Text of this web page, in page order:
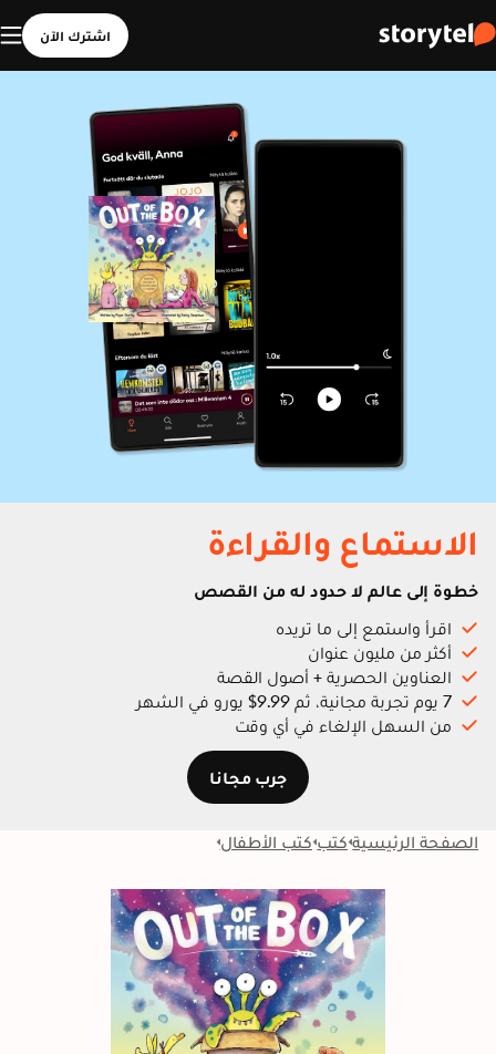
اشترك الآن
الاستماع والقراءة
خطوة إلى عالم لا حدود له من القصص
اقرأ واستمع إلى ما تريده
أكثر من مليون عنوان
العناوين الحصرية + أصول القصة
7 يوم تجربة مجانية، ثم 9.99$ يورو في الشهر
من السهل الإلغاء في أي وقت
جرب مجانا
الصفحة الرئيسية كتب كتب الأطفال